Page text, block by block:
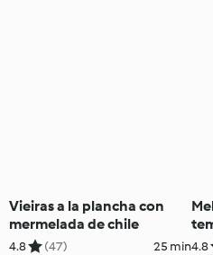
Vieiras a la plancha con
mermelada de chile
4.8 (47) 25 min4.8